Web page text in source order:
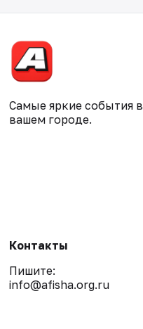
Самые яркие события в
вашем городе.
Контакты
Пишите:
info@afisha.org.ru